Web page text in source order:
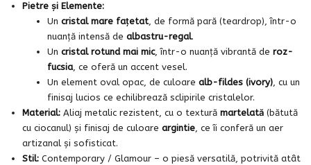
Pietre și Elemente:
Uncristal mare fațetat, de formă pară (teardrop), într-o
nuanță intensă dealbastru-regal.
Uncristal rotund mai mic, într-o nuanță vibrantă deroz-
fucsia, ce oferă un accent vesel.
Un element oval opac, de culoarealb-fildes (ivory), cu un
finisaj lucios ce echilibrează sclipirile cristalelor.
Material:Aliaj metalic rezistent, cu o textură martelată(bătută
cu ciocanul) și finisaj de culoare argintie, ce îi conferă un aer
artizanal și sofisticat.
Stil:Contemporary / Glamour – o piesă versatilă, potrivită atât